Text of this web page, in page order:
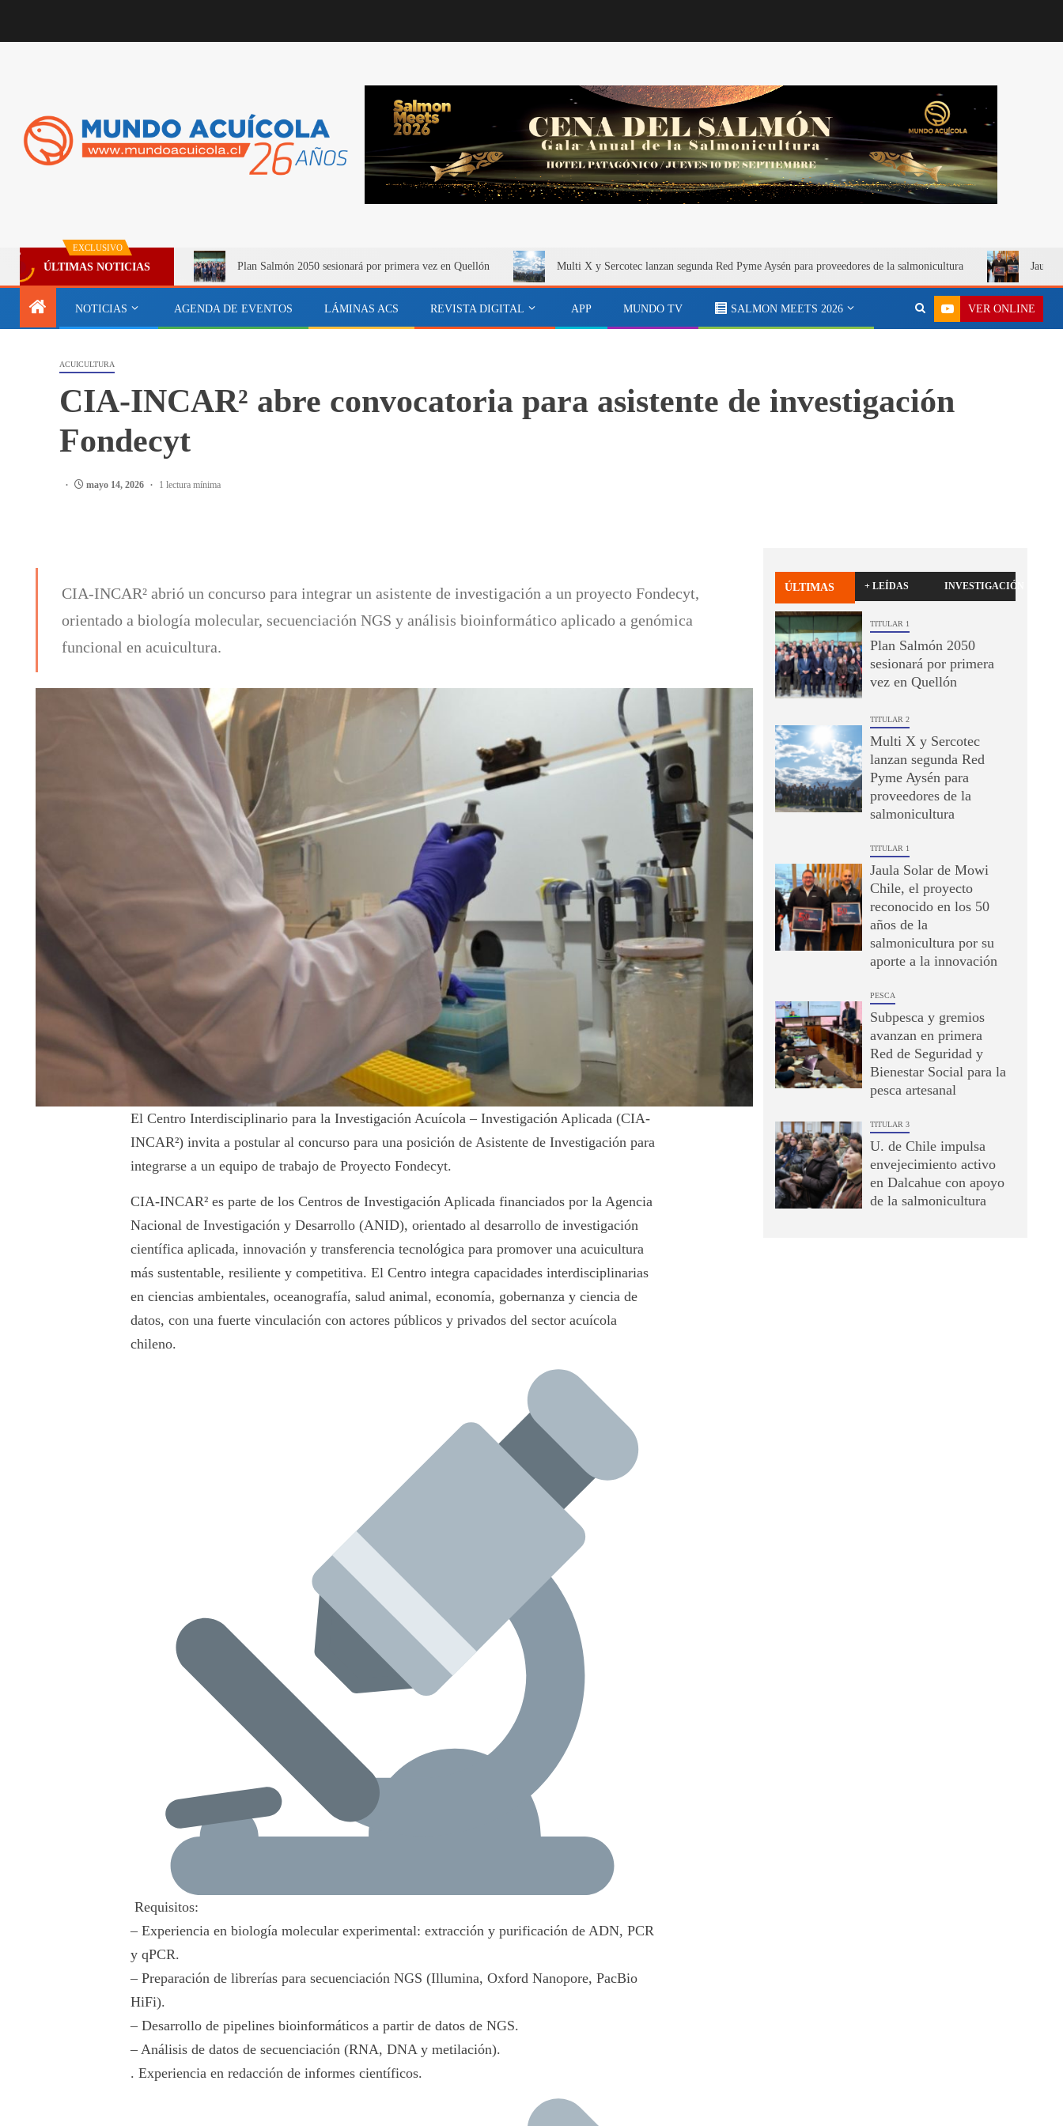
EXCLUSIVO
ÚLTIMAS NOTICIAS Plan Salmón 2050 sesionará por primera vez en Quellón Multi X y Sercotec lanzan segunda Red Pyme Aysén para proveedores de la salmonicultura Jaula
NOTICIAS AGENDA DE EVENTOS LÁMINAS ACS REVISTA DIGITAL APP MUNDO TV SALMON MEETS 2026 VER ONLINE
ACUICULTURA
CIA-INCAR² abre convocatoria para asistente de investigación
Fondecyt
mayo 14, 2026 1 lectura mínima
CIA-INCAR² abrió un concurso para integrar un asistente de investigación a un proyecto Fondecyt,
orientado a biología molecular, secuenciación NGS y análisis bioinformático aplicado a genómica
funcional en acuicultura.
El Centro Interdisciplinario para la Investigación Acuícola – Investigación Aplicada (CIA-
INCAR²) invita a postular al concurso para una posición de Asistente de Investigación para
integrarse a un equipo de trabajo de Proyecto Fondecyt.
CIA-INCAR² es parte de los Centros de Investigación Aplicada financiados por la Agencia
Nacional de Investigación y Desarrollo (ANID), orientado al desarrollo de investigación
científica aplicada, innovación y transferencia tecnológica para promover una acuicultura
más sustentable, resiliente y competitiva. El Centro integra capacidades interdisciplinarias
en ciencias ambientales, oceanografía, salud animal, economía, gobernanza y ciencia de
datos, con una fuerte vinculación con actores públicos y privados del sector acuícola
chileno.
Requisitos:
– Experiencia en biología molecular experimental: extracción y purificación de ADN, PCR
y qPCR.
– Preparación de librerías para secuenciación NGS (Illumina, Oxford Nanopore, PacBio
HiFi).
– Desarrollo de pipelines bioinformáticos a partir de datos de NGS.
– Análisis de datos de secuenciación (RNA, DNA y metilación).
. Experiencia en redacción de informes científicos.
ÚLTIMAS + LEÍDAS INVESTIGACIÓN
TITULAR 1
Plan Salmón 2050
sesionará por primera
vez en Quellón
TITULAR 2
Multi X y Sercotec
lanzan segunda Red
Pyme Aysén para
proveedores de la
salmonicultura
TITULAR 1
Jaula Solar de Mowi
Chile, el proyecto
reconocido en los 50
años de la
salmonicultura por su
aporte a la innovación
PESCA
Subpesca y gremios
avanzan en primera
Red de Seguridad y
Bienestar Social para la
pesca artesanal
TITULAR 3
U. de Chile impulsa
envejecimiento activo
en Dalcahue con apoyo
de la salmonicultura